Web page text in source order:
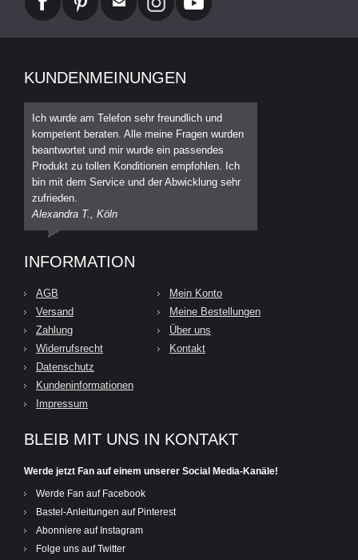
KUNDENMEINUNGEN
Ich wurde am Telefon sehr freundlich und
kompetent beraten. Alle meine Fragen wurden
beantwortet und mir wurde ein passendes
Produkt zu tollen Konditionen empfohlen. Ich
bin mit dem Service und der Abwicklung sehr
zufrieden.
Alexandra T., Köln
INFORMATION
AGB
Versand
Zahlung
Widerrufsrecht
Datenschutz
Kundeninformationen
Impressum
Mein Konto
Meine Bestellungen
Über uns
Kontakt
BLEIB MIT UNS IN KONTAKT
Werde jetzt Fan auf einem unserer Social Media-Kanäle!
Werde Fan auf Facebook
Bastel-Anleitungen auf Pinterest
Abonniere auf Instagram
Folge uns auf Twitter